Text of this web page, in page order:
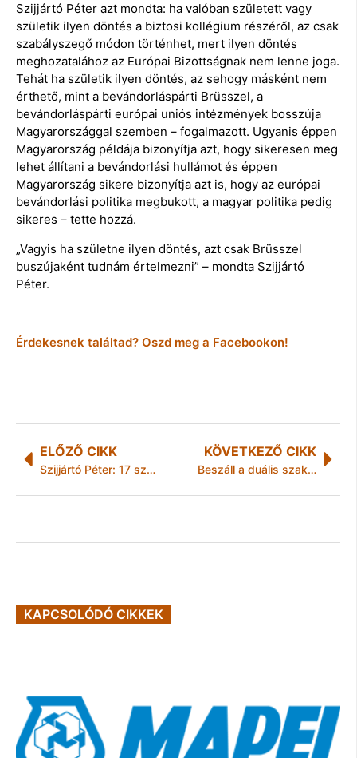
Szijjártó Péter azt mondta: ha valóban született vagy
születik ilyen döntés a biztosi kollégium részéről, az csak
szabályszegő módon történhet, mert ilyen döntés
meghozatalához az Európai Bizottságnak nem lenne joga.
Tehát ha születik ilyen döntés, az sehogy másként nem
érthető, mint a bevándorláspárti Brüsszel, a
bevándorláspárti európai uniós intézmények bosszúja
Magyarországgal szemben – fogalmazott. Ugyanis éppen
Magyarország példája bizonyítja azt, hogy sikeresen meg
lehet állítani a bevándorlási hullámot és éppen
Magyarország sikere bizonyítja azt is, hogy az európai
bevándorlási politika megbukott, a magyar politika pedig
sikeres – tette hozzá.
„Vagyis ha születne ilyen döntés, azt csak Brüsszel
buszújaként tudnám értelmezni” – mondta Szijjártó
Péter.
Érdekesnek találtad? Oszd meg a Facebookon!
ELŐZŐ CIKK
Szijjártó Péter: 17 százalékkal nőtt az autóipar teljesítménye
KÖVETKEZŐ CIKK
Beszáll a duális szakképzésbe az Apollo Tyres
KAPCSOLÓDÓ CIKKEK